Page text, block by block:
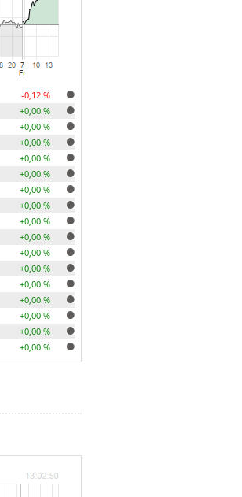
-0,12 %
+0,00 %
+0,00 %
+0,00 %
+0,00 %
+0,00 %
+0,00 %
+0,00 %
+0,00 %
+0,00 %
+0,00 %
+0,00 %
+0,00 %
+0,00 %
+0,00 %
+0,00 %
+0,00 %